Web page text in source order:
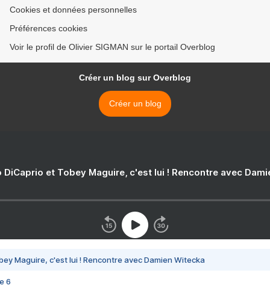
Cookies et données personnelles
Préférences cookies
Voir le profil de Olivier SIGMAN sur le portail Overblog
Créer un blog sur Overblog
Créer un blog
DiCaprio et Tobey Maguire, c'est lui ! Rencontre avec
Maguire, c'est lui ! Rencontre avec Damien Witecka
6